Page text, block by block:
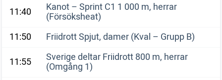
11:40
Kanot – Sprint C1 1 000 m, herrar
(Försöksheat)
11:50
Friidrott Spjut, damer (Kval – Grupp B)
11:55
Sverige deltar Friidrott 800 m, herrar
(Omgång 1)